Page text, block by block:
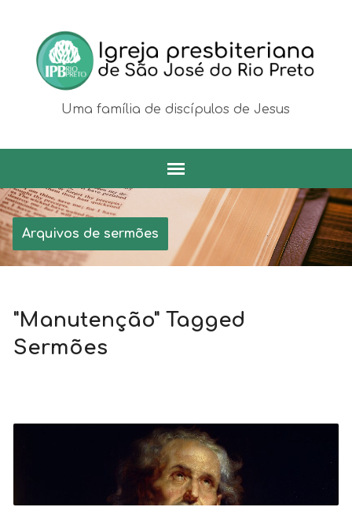
Uma família de discípulos de Jesus
Arquivos de sermões
"Manutenção" Tagged
Sermões